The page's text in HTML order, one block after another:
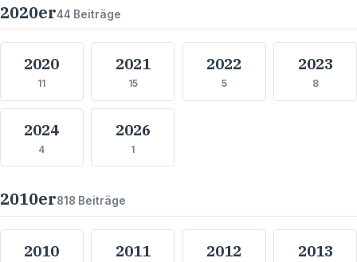
2020er44 Beiträge
2020
11
2021
15
2022
5
2023
8
2024
4
2026
1
2010er818 Beiträge
2010 2011 2012 2013